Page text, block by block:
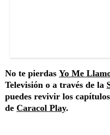
No te pierdas Yo Me
Televisión o a través de la
puedes revivir los
de Caracol Play.